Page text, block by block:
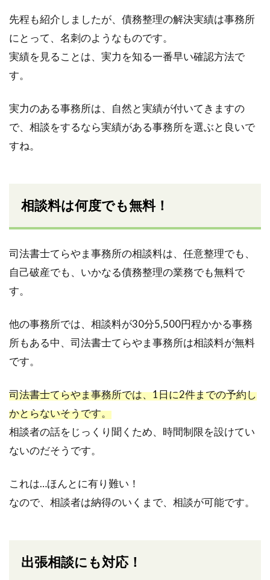
先程も紹介しましたが、債務整理の解決実績は事務所
にとって、名刺のようなものです。
実績を見ることは、実力を知る一番早い確認方法で
す。
実力のある事務所は、自然と実績が付いてきますの
で、相談をするなら実績がある事務所を選ぶと良いで
すね。
相談料は何度でも無料！
司法書士てらやま事務所の相談料は、任意整理でも、
自己破産でも、いかなる債務整理の業務でも無料で
す。
他の事務所では、相談料が30分5,500円程かかる事務
所もある中、司法書士てらやま事務所は相談料が無料
です。
司法書士てらやま事務所では、1日に2件までの予約し
かとらないそうです。
相談者の話をじっくり聞くため、時間制限を設けてい
ないのだそうです。
これは…ほんとに有り難い！
なので、相談者は納得のいくまで、相談が可能です。
出張相談にも対応！